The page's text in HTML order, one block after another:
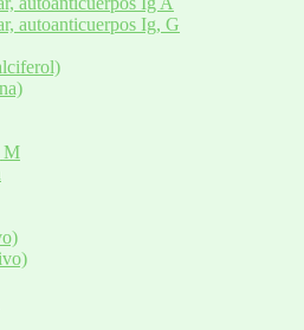
autoanticuerpos Ig, G
M